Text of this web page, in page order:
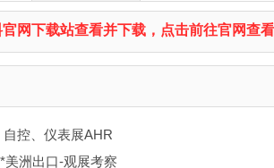
网下载站查看并下载，点击前往官网查
控、仪表展AHR
美洲出口-观展考察